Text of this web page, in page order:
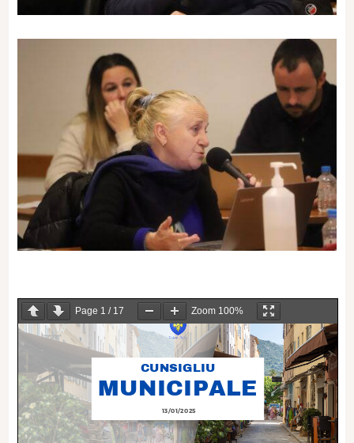
Page 1 / 17 Zoom 100%
MUNICIPALE
CUNSIGLIU
13/01/2025